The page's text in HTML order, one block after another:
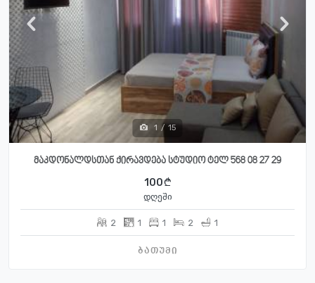
1 / 15
მაკდონალდსთან ქირავდება სტუდიო ტელ 568 08 27 29
100
დღეში
2 1 1 2 1
ბათუმი